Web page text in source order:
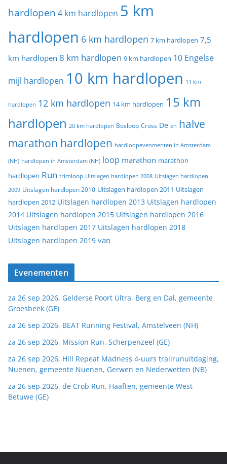
hardlopen 4 km hardlopen 5 km
hardlopen 6 km hardlopen 7 km hardlopen 7,5
km hardlopen 8 km hardlopen 9 km hardlopen 10 Engelse
mijl hardlopen 10 km hardlopen 11 km
hardlopen 12 km hardlopen 14 km hardlopen 15 km
hardlopen 20 km hardlopen Bosloop Cross De en halve
marathon hardlopen hardloopevenmenten in Amsterdam
(NH) hardlopen in Amsterdam (NH) loop marathon marathon
hardlopen Run trimloop Uitslagen hardlopen 2008 Uitslagen hardlopen
2009 Uitslagen hardlopen 2010 Uitslagen hardlopen 2011 Uitslagen
hardlopen 2012 Uitslagen hardlopen 2013 Uitslagen hardlopen
2014 Uitslagen hardlopen 2015 Uitslagen hardlopen 2016
Uitslagen hardlopen 2017 Uitslagen hardlopen 2018
Uitslagen hardlopen 2019 van
Evenementen
za 26 sep 2026, Gelderse Poort Ultra, Berg en Dal, gemeente
Groesbeek (GE)
za 26 sep 2026, BEAT Running Festival, Amstelveen (NH)
za 26 sep 2026, Mission Run, Scherpenzeel (GE)
za 26 sep 2026, Hill Repeat Madness 4-uurs trailrunuitdaging,
Nuenen, gemeente Nuenen, Gerwen en Nederwetten (NB)
za 26 sep 2026, de Crob Run, Haaften, gemeente West
Betuwe (GE)